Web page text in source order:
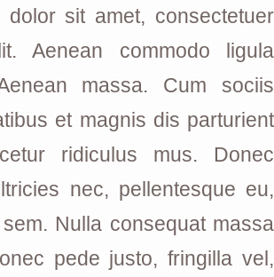
dolor sit amet, consectetuer
Aenean commodo ligula
massa. Cum sociis
et magnis dis parturient
ridiculus mus. Donec
nec, pellentesque eu,
Nulla consequat massa
pede justo, fringilla vel,